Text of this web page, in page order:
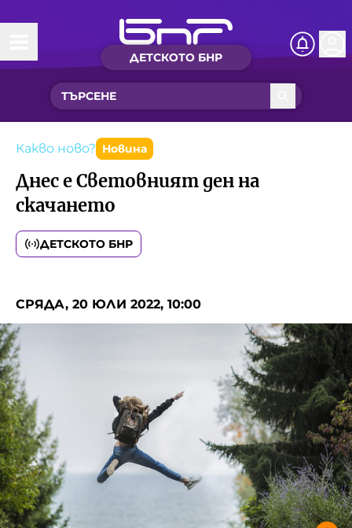
ДЕТСКОТО БНР
Начало
Какво ново?
Рубрики с вълшебства
Детско радио
Чуйте
Новините на детски език
Песнички
Интересен архив
Приказки
История на изкуството
Музикална кутийка
От соул до рокендрол
Игри
Кои сме ние?
За вас, родители
БНР
Архивен фонд на БНР
Какво ново? Новина
Днес е Световният ден на
скачането
ДЕТСКОТО БНР
СРЯДА, 20 ЮЛИ 2022, 10:00